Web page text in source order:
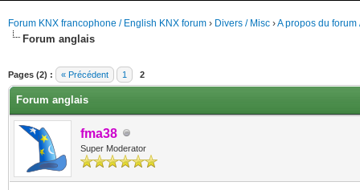
Forum KNX francophone / English KNX forum › Divers / Misc ›A propos du forum
Forum anglais
Pages (2) : « Précédent 1 2
Forum anglais
fma38
Super Moderator